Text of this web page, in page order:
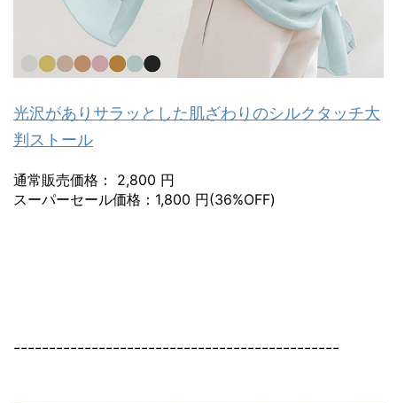
光沢がありサラッとした肌ざわりのシルクタッチ大
判ストール
通常販売価格： 2,800 円
スーパーセール価格：1,800 円(36%OFF)
----------------------------------------------